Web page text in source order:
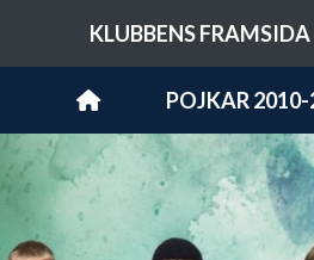
KLUBBENS FRAMSIDA
POJKAR